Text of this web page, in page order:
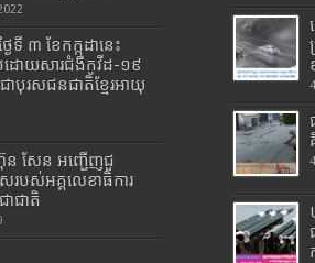
ងៃទី ៣ ខែកក្កដានេះ
ដោយសារជំងឺកូវីដ-១៩
បុរសជនជាតិខ្មែរអាយុ
ន សែន អញ្ជើញជួ
របស់អគ្គលេខាធិការ
ាជាតិ